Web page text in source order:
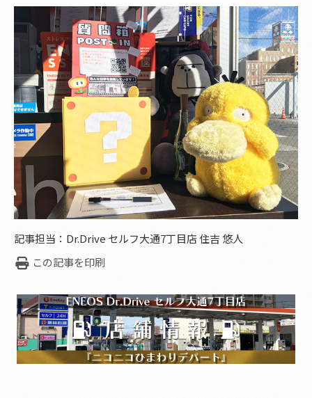
記事担当：Dr.Drive セルフ大通7丁目店 住吉 悠人
この記事を印刷